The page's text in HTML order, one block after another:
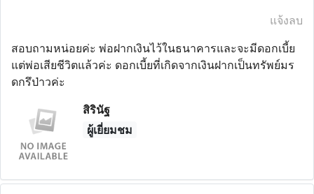
แจ้งลบ
สอบถามหน่อยค่ะ พ่อฝากเงินไว้ในธนาคารและจะมีดอกเบี้ย
แต่พ่อเสียชีวิตแล้วค่ะ ดอกเบี้ยที่เกิดจากเงินฝากเป็นทรัพย์มร
ดกรึป่าวค่ะ
สิรินัฐ
ผู้เยี่ยมชม